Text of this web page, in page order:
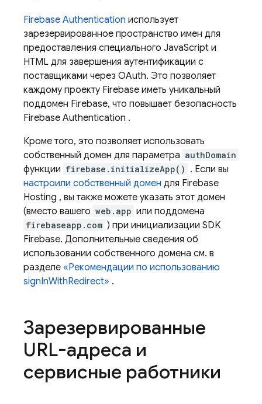
Firebase Authentication использует
зарезервированное пространство имен для
предоставления специального JavaScript и
HTML для завершения аутентификации с
поставщиками через OAuth. Это позволяет
каждому проекту Firebase иметь уникальный
поддомен Firebase, что повышает безопасность
Firebase Authentication .
Кроме того, это позволяет использовать
собственный домен для параметра authDomain
функции firebase.initializeApp() . Если вы
настроили собственный домен для Firebase
Hosting , вы также можете указать этот домен
(вместо вашего web.app или поддомена
firebaseapp.com ) при инициализации SDK
Firebase. Дополнительные сведения об
использовании собственного домена см. в
разделе «Рекомендации по использованию
signInWithRedirect» .
Зарезервированные
URL-адреса и
сервисные работники